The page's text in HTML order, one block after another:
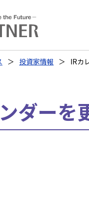
投資家情報 IRカ
ダーを